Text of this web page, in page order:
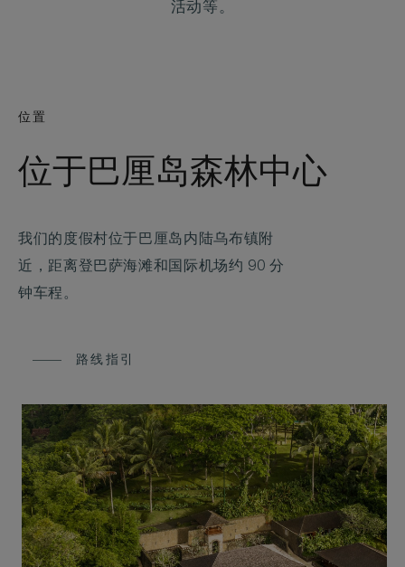
活动等。
位置
位于巴厘岛森林中心
我们的度假村位于巴厘岛内陆乌布镇附
近，距离登巴萨海滩和国际机场约 90 分
钟车程。
路线指引